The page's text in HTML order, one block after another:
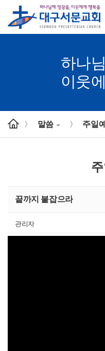
하나
이웃
> 말씀 > 주일
끝까지 붙잡으라
관리자